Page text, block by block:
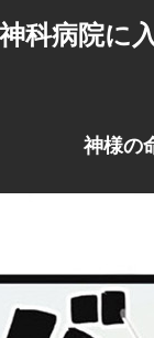
科病院に
神様の